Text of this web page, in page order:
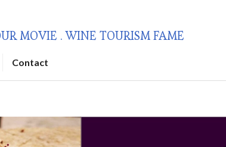
MOVIE . WINE TOURISM FAME
Contact